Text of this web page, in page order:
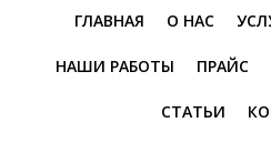
ГЛАВНАЯ О НАС
НАШИ РАБОТЫ ПРАЙС
СТАТЬИ